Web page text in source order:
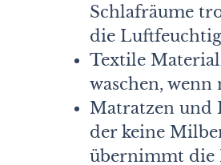
Schlafräume
die
Textile
waschen,
Matratzen und
der keine
übernimmt die